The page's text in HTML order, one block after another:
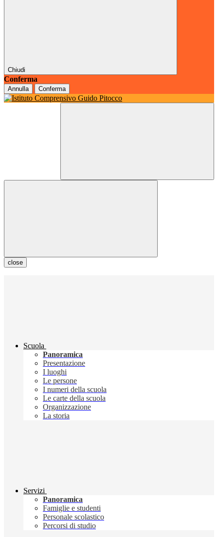
Chiudi
Conferma
Annulla Conferma
close
Scuola
Panoramica
Presentazione
I luoghi
Le persone
I numeri della scuola
Le carte della scuola
Organizzazione
La storia
Servizi
Panoramica
Famiglie e studenti
Personale scolastico
Percorsi di studio